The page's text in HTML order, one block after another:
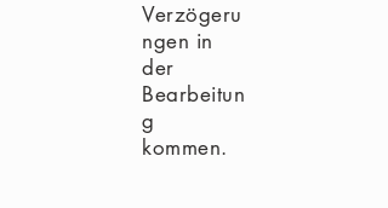
Verzögeru
ngen in
der
Bearbeitun
g
kommen.